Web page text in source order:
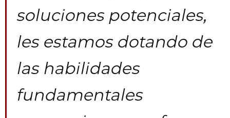
soluciones potenciales,
les estamos dotando de
las habilidades
fundamentales